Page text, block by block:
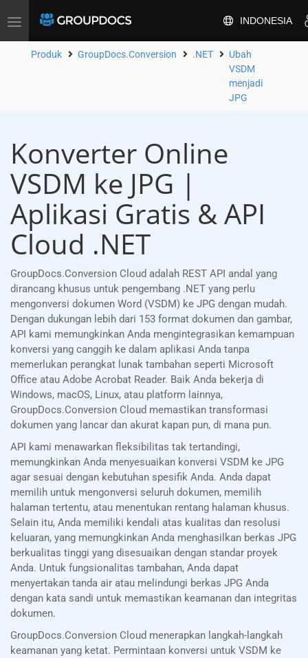
Alihkan
INDONESIA
Produk GroupDocs.Conversion .NET
Ubah
VSDM
menjadi
JPG
Konverter Online
VSDM ke JPG |
Aplikasi Gratis & API
Cloud .NET
GroupDocs.Conversion Cloud adalah REST API andal yang
dirancang khusus untuk pengembang .NET yang perlu
mengonversi dokumen Word (VSDM) ke JPG dengan mudah.
Dengan dukungan lebih dari 153 format dokumen dan gambar,
API kami memungkinkan Anda mengintegrasikan kemampuan
konversi yang canggih ke dalam aplikasi Anda tanpa
memerlukan perangkat lunak tambahan seperti Microsoft
Office atau Adobe Acrobat Reader. Baik Anda bekerja di
Windows, macOS, Linux, atau platform lainnya,
GroupDocs.Conversion Cloud memastikan transformasi
dokumen yang lancar dan akurat kapan pun, di mana pun.
API kami menawarkan fleksibilitas tak tertandingi,
memungkinkan Anda menyesuaikan konversi VSDM ke JPG
agar sesuai dengan kebutuhan spesifik Anda. Anda dapat
memilih untuk mengonversi seluruh dokumen, memilih
halaman tertentu, atau menentukan rentang halaman khusus.
Selain itu, Anda memiliki kendali atas kualitas dan resolusi
keluaran, yang memungkinkan Anda menghasilkan berkas JPG
berkualitas tinggi yang disesuaikan dengan standar proyek
Anda. Untuk fungsionalitas tambahan, Anda dapat
menyertakan tanda air atau melindungi berkas JPG Anda
dengan kata sandi untuk memastikan keamanan dan integritas
dokumen.
GroupDocs.Conversion Cloud menerapkan langkah-langkah
keamanan yang ketat. Permintaan konversi untuk VSDM ke